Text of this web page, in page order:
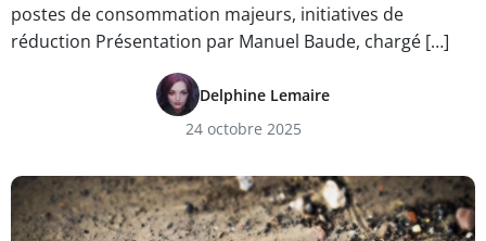
postes de consommation majeurs, initiatives de
réduction Présentation par Manuel Baude, chargé […]
Delphine Lemaire
24 octobre 2025